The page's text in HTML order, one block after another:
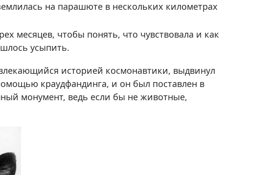
на парашюте в нескольких километрах
месяцев, чтобы понять, что чувствовала и как
усыпить.
историей космонавтики, выдвинул
краудфандинга, и он был поставлен в
монумент, ведь если бы не животные,